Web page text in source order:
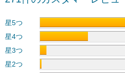
星5つ
星4つ
星3つ
星2つ